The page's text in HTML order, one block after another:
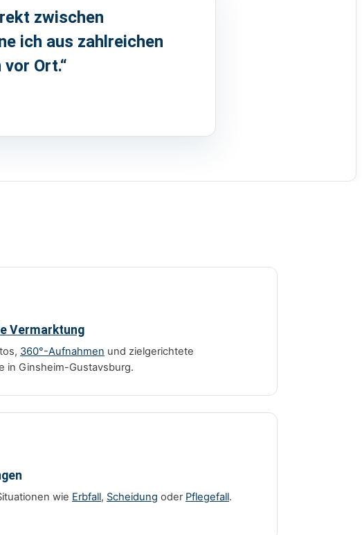
zwischen
ich aus zahlreichen
Ort.“
Vermarktung
360°-Aufnahmen und zielgerichtete
in Ginsheim-Gustavsburg.
wie Erbfall, Scheidung oder Pflegefall.